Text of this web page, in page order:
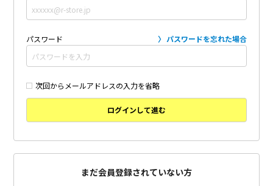
パスワード パスワードを忘れた場合
次回からメールアドレスの入力を省略
ログインして進む
まだ会員登録されていない方